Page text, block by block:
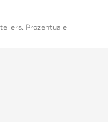
Prozentuale